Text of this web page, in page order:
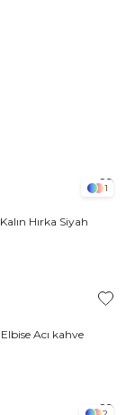
1
Hırka Siyah
Acı kahve